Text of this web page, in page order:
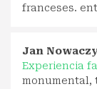
franceses.
Jan
Experiencia
monumental,